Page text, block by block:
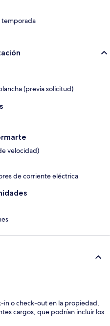
temporada
(previa solicitud)
velocidad)
de corriente eléctrica
in o check-out en la propiedad,
cargos, que podrían incluir los